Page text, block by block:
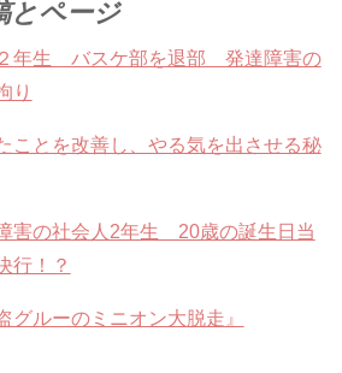
とページ
年生 バスケ部を退部 発達障害の
り
ことを改善し、やる気を出させる秘
害の社会人2年生 20歳の誕生日当
行！？
グルーのミニオン大脱走』